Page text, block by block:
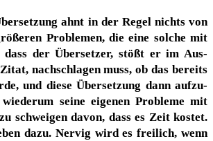
ahnt in der Regel nichts von
Pro­ble­men, die eine sol­che mit
der Über­set­zer, stößt er im Aus­
nach­schla­gen muss, ob das bereits
und die­se Über­set­zung dann auf­zu­
sei­ne eige­nen Pro­ble­me mit
schwei­gen davon, dass es Zeit kos­tet.
dazu. Ner­vig wird es frei­lich, wenn